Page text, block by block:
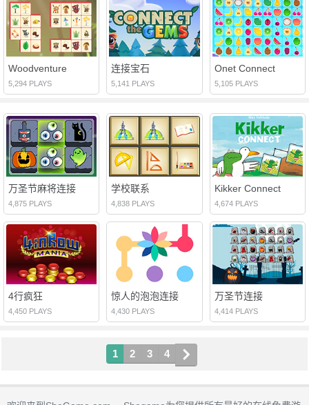
Woodventure
5,294 PLAYS
连接宝石
5,141 PLAYS
Onet Connect
5,105 PLAYS
万圣节麻将连接
4,875 PLAYS
学校联系
4,838 PLAYS
Kikker Connect
4,674 PLAYS
4行疯狂
4,450 PLAYS
惊人的泡泡连接
4,430 PLAYS
万圣节连接
4,414 PLAYS
1 2 3 4